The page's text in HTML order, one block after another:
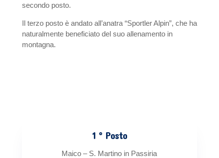
secondo posto.
Il terzo posto è andato all’anatra “Sportler Alpin”, che ha
naturalmente beneficiato del suo allenamento in
montagna.
1 ° Posto
Maico – S. Martino in Passiria